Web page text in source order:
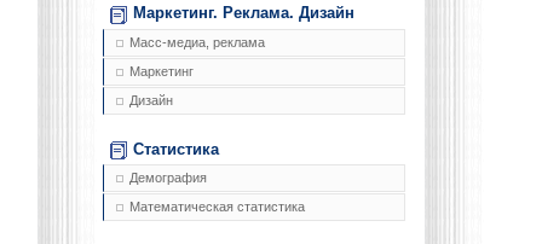
Маркетинг. Реклама. Дизайн
Масс-медиа, реклама
Маркетинг
Дизайн
Статистика
Демография
Математическая статистика